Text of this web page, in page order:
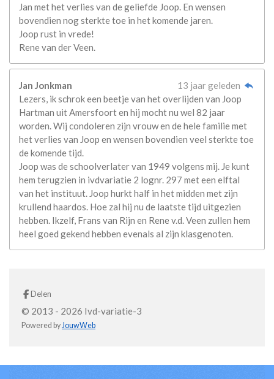
Jan met het verlies van de geliefde Joop. En wensen
bovendien nog sterkte toe in het komende jaren.
Joop rust in vrede!
Rene van der Veen.
Jan Jonkman
13 jaar geleden
Lezers, ik schrok een beetje van het overlijden van Joop
Hartman uit Amersfoort en hij mocht nu wel 82 jaar
worden. Wij condoleren zijn vrouw en de hele familie met
het verlies van Joop en wensen bovendien veel sterkte toe
de komende tijd.
Joop was de schoolverlater van 1949 volgens mij. Je kunt
hem terugzien in ivdvariatie 2 lognr. 297 met een elftal
van het instituut. Joop hurkt half in het midden met zijn
krullend haardos. Hoe zal hij nu de laatste tijd uitgezien
hebben. Ikzelf, Frans van Rijn en Rene v.d. Veen zullen hem
heel goed gekend hebben evenals al zijn klasgenoten.
Delen
© 2013 - 2026 Ivd-variatie-3
Powered byJouwWeb